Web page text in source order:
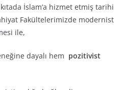
İslam’a hizmet etmiş tarihi
Fakültelerimizde modernist
ile,
dayalı hem pozitivist